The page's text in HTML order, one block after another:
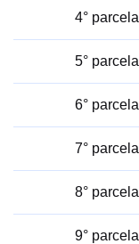
4° parcela
5° parcela
6° parcela
7° parcela
8° parcela
9° parcela